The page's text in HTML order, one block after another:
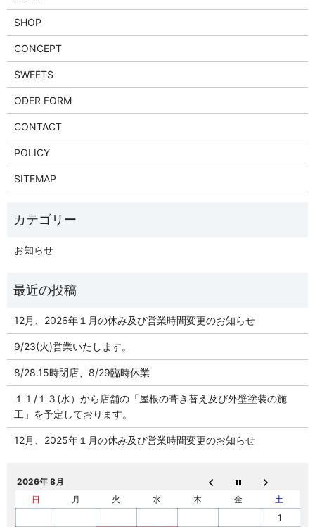
SHOP
CONCEPT
SWEETS
ODER FORM
CONTACT
POLICY
SITEMAP
お知らせ
12月、2026年１月の休み及び営業時間変更のお知らせ
9/23(火)営業いたします。
8/28.15時閉店、8/29臨時休業
１１/１３(水）から店舗の「屋根の葺き替え及び外壁塗装の施
工」を予定しております。
12月、2025年１月の休み及び営業時間変更のお知らせ
2026年 8月
日
月 火 水 木 金
土
1